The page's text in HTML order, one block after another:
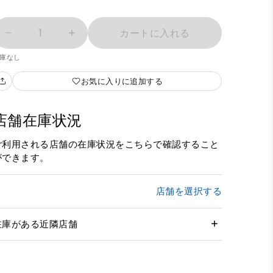
1 カートに入れる
なし
お気に入りに追加する
舗在庫状況
利用される店舗の在庫状況をこちらで確認すること
きます。
店舗を選択する
庫がある近隣店舗